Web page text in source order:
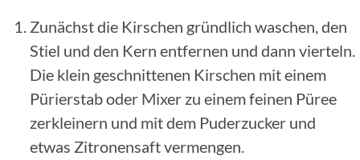
Zunächst die Kirschen gründlich waschen, den
Stiel und den Kern entfernen und dann vierteln.
Die klein geschnittenen Kirschen mit einem
Pürierstab oder Mixer zu einem feinen Püree
zerkleinern und mit dem Puderzucker und
etwas Zitronensaft vermengen.